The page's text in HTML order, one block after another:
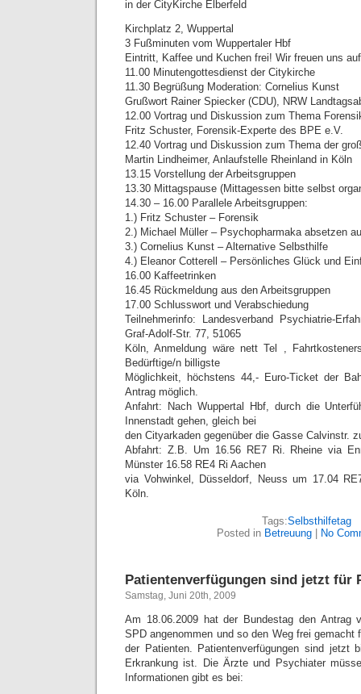
in der CityKirche Elberfeld
Kirchplatz 2, Wuppertal
3 Fußminuten vom Wuppertaler Hbf
Eintritt, Kaffee und Kuchen frei! Wir freuen uns
11.00 Minutengottesdienst der Citykirche
11.30 Begrüßung Moderation: Cornelius Kunst
Grußwort Rainer Spiecker (CDU), NRW
12.00 Vortrag und Diskussion zum Thema
Fritz Schuster, Forensik-Experte des BPE e.V.
12.40 Vortrag und Diskussion zum Thema der
Martin Lindheimer, Anlaufstelle Rheinland in Köln
13.15 Vorstellung der Arbeitsgruppen
13.30 Mittagspause (Mittagessen bitte selbst
14.30 – 16.00 Parallele Arbeitsgruppen:
1.) Fritz Schuster – Forensik
2.) Michael Müller – Psychopharmaka absetzen
3.) Cornelius Kunst – Alternative Selbsthilfe
4.) Eleanor Cotterell – Persönliches Glück und
16.00 Kaffeetrinken
16.45 Rückmeldung aus den Arbeitsgruppen
17.00 Schlusswort und Verabschiedung
Teilnehmerinfo: Landesverband Psychiatrie-
Graf-Adolf-Str. 77, 51065
Köln, Anmeldung wäre nett Tel ,
Bedürftige/n billigste
Möglichkeit, höchstens 44,- Euro-Ticket der
Antrag möglich.
Anfahrt: Nach Wuppertal Hbf, durch die
Innenstadt gehen, gleich bei
den Cityarkaden gegenüber die Gasse Calvinstr.
Abfahrt: Z.B. Um 16.56 RE7 Ri. Rheine via
Münster 16.58 RE4 Ri Aachen
via Vohwinkel, Düsseldorf, Neuss um 17.04
Köln.
Tags:Selbsthilfetag
Posted in Betreuung| No
Patientenverfügungen sind jetzt für
Samstag, Juni 20th, 2009
Am 18.06.2009 hat der Bundestag den Antrag
SPD angenommen und so den Weg frei gemacht
der Patienten. Patientenverfügungen sind jetzt
Erkrankung ist. Die Ärzte und Psychiater
Informationen gibt es bei: